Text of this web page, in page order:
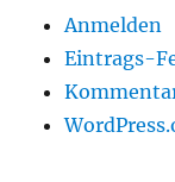
Anmelden
Eintrags-